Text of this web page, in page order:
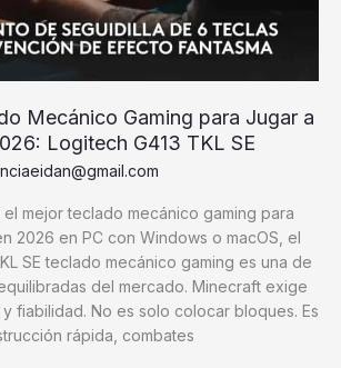
Mecánico Gaming para Jugar a
Logitech G413 TKL SE
mejor teclado mecánico gaming para
2026 en PC con Windows o macOS, el
SE teclado mecánico gaming es una de
del mercado. Minecraft exige
fiabilidad. No es solo colocar bloques. Es
rápida, combates